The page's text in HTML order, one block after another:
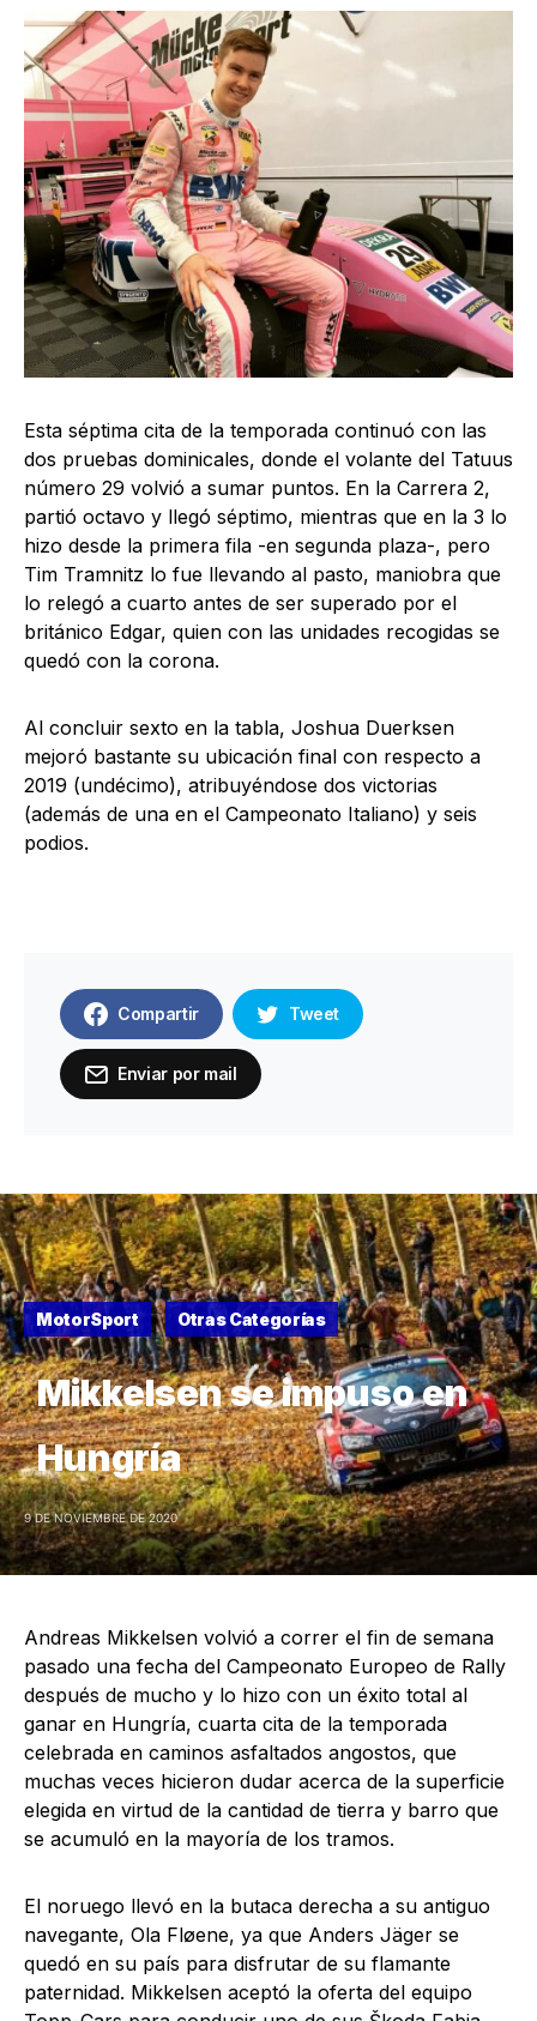
Esta séptima cita de la temporada continuó con las
dos pruebas dominicales, donde el volante del Tatuus
número 29 volvió a sumar puntos. En la Carrera 2,
partió octavo y llegó séptimo, mientras que en la 3 lo
hizo desde la primera fila -en segunda plaza-, pero
Tim Tramnitz lo fue llevando al pasto, maniobra que
lo relegó a cuarto antes de ser superado por el
británico Edgar, quien con las unidades recogidas se
quedó con la corona.
Al concluir sexto en la tabla, Joshua Duerksen
mejoró bastante su ubicación final con respecto a
2019 (undécimo), atribuyéndose dos victorias
(además de una en el Campeonato Italiano) y seis
podios.
Compartir Tweet
Enviar por mail
MotorSport Otras Categorías
Mikkelsen se impuso en
Hungría
9 DE NOVIEMBRE DE 2020
Andreas Mikkelsen volvió a correr el fin de semana
pasado una fecha del Campeonato Europeo de Rally
después de mucho y lo hizo con un éxito total al
ganar en Hungría, cuarta cita de la temporada
celebrada en caminos asfaltados angostos, que
muchas veces hicieron dudar acerca de la superficie
elegida en virtud de la cantidad de tierra y barro que
se acumuló en la mayoría de los tramos.
El noruego llevó en la butaca derecha a su antiguo
navegante, Ola Fløene, ya que Anders Jäger se
quedó en su país para disfrutar de su flamante
paternidad. Mikkelsen aceptó la oferta del equipo